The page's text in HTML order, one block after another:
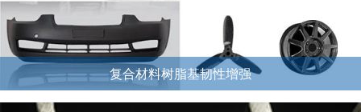
复合材料树脂基韧性增强